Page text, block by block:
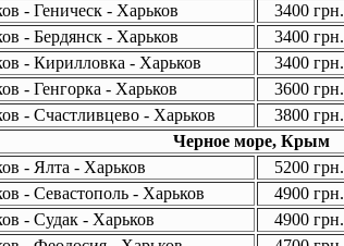
- Геническ - Харьков
3400 грн.
- Бердянск - Харьков
3400 грн.
- Кирилловка - Харьков
3400 грн.
- Генгорка - Харьков
3600 грн.
- Счастливцево - Харьков
3800 грн.
Черное море, Крым
- Ялта - Харьков
5200 грн.
- Севастополь - Харьков
4900 грн.
- Судак - Харьков
4900 грн.